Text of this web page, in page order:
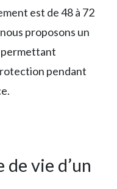
est de 48 à 72
proposons un
permettant
pendant
vie d’un